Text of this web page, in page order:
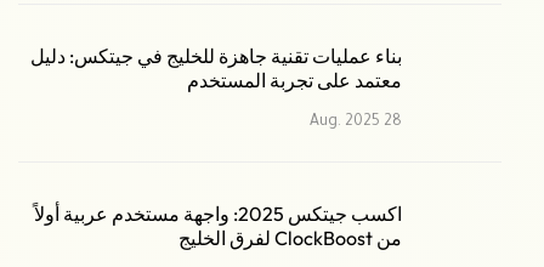
بناء عمليات تقنية جاهزة للخليج في جيتكس: دليل
معتمد على تجربة المستخدم
28 Aug. 2025
اكسب جيتكس 2025: واجهة مستخدم عربية أولاً
من ClockBoost لفرق الخليج